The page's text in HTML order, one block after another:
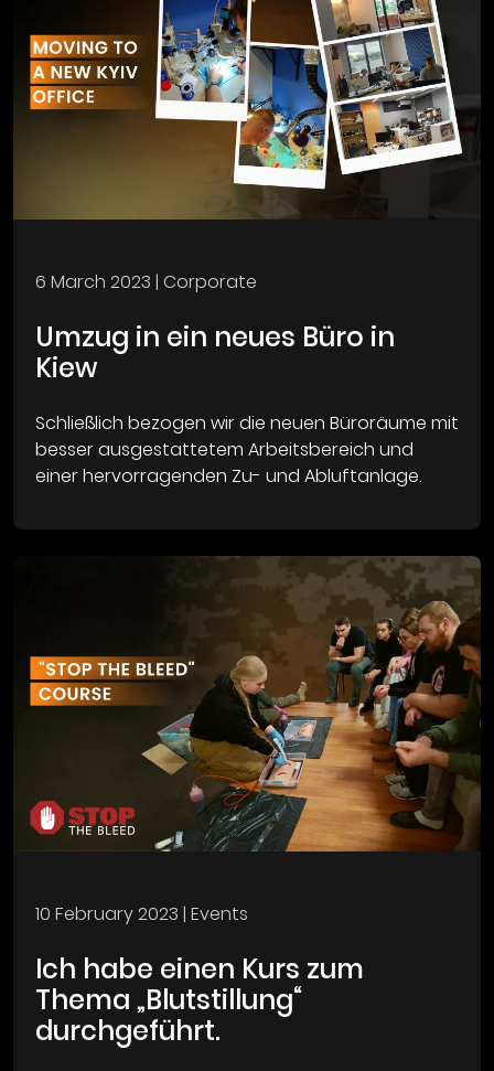
6 March 2023 | Corporate
Umzug in ein neues Büro in
Kiew
Schließlich bezogen wir die neuen Büroräume mit
besser ausgestattetem Arbeitsbereich und
einer hervorragenden Zu- und Abluftanlage.
10 February 2023 | Events
Ich habe einen Kurs zum
Thema „Blutstillung“
durchgeführt.